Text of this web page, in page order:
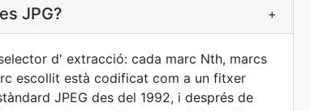
JPG? +
d' extracció: cada marc Nth, marcs
escollit està codificat com a un fitxer
JPEG des del 1992, i després de